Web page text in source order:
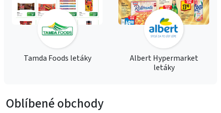
Tamda Foods letáky
Albert Hypermarket
letáky
Oblíbené obchody